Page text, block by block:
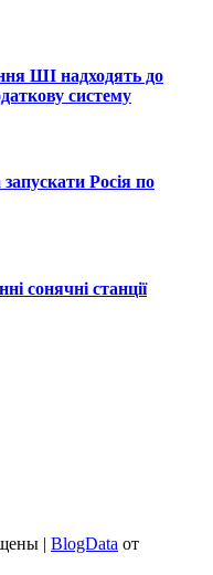
ШІ надходять до
систему
Росія по
сонячні станції
| BlogData от